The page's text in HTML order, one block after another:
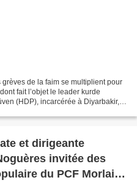
grèves de la faim se multiplient pour
fait l’objet le leader kurde
(HDP), incarcérée à Diyarbakir,
et dirigeante
invitée des
du PCF Morlaix-